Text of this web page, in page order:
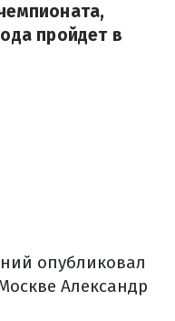
пройдет в
опубликовал
Александр